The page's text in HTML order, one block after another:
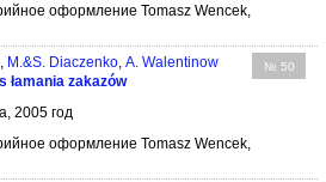
оформление Tomasz Wencek,
№ 50
M.&S. Diaczenko А. Walentinow
łamania zakazów
2005 год
оформление Tomasz Wencek,